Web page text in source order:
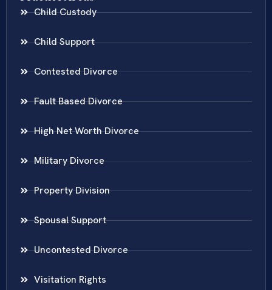
Child Custody
Child Support
Contested Divorce
Fault Based Divorce
High Net Worth Divorce
Military Divorce
Property Division
Spousal Support
Uncontested Divorce
Visitation Rights